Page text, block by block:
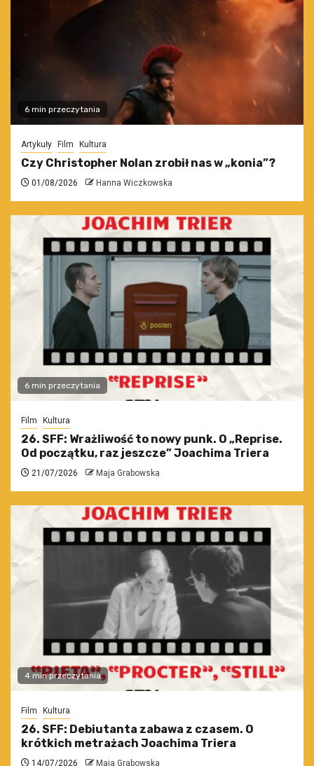
6 min przeczytania
Artykuły Film Kultura
Czy Christopher Nolan zrobił nas w „konia”?
01/08/2026 Hanna Wiczkowska
6 min przeczytania
Film Kultura
26. SFF: Wrażliwość to nowy punk. O „Reprise.
Od początku, raz jeszcze” Joachima Triera
21/07/2026 Maja Grabowska
4 min przeczytania
Film Kultura
26. SFF: Debiutanta zabawa z czasem. O
krótkich metrażach Joachima Triera
14/07/2026 Maja Grabowska